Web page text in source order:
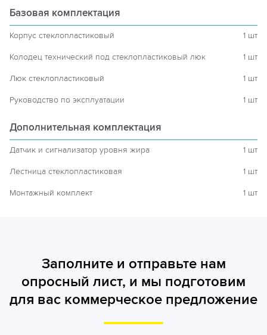
Базовая комплектация
Корпус стеклопластиковый 1 шт
Колодец технический под стеклопластиковый люк 1 шт
Люк стеклопластиковый 1 шт
Руководство по эксплуатации 1 шт
Дополнительная комплектация
Датчик и сигнализатор уровня жира 1 шт
Лестница стеклопластиковая 1 шт
Монтажный комплект 1 шт
Заполните и отправьте нам
опросный лист, и мы подготовим
для вас коммерческое предложение